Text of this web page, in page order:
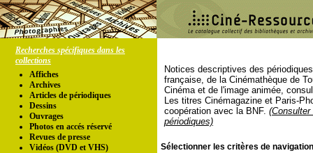
Recherches spécifiques dans les
collections
Affiches
Archives
Articles de périodiques
Dessins
Ouvrages
Photos en accés réservé
Revues de presse
Vidéos (DVD et VHS)
Notices descriptives des
française, de la Cinémathèque de
Cinéma et de l'image animée,
Les titres Cinémagazine et Paris-
coopération avec la BNF.
périodiques)
Sélectionner les critères de